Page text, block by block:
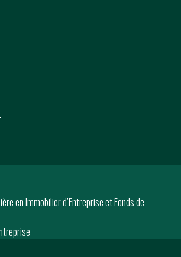
en Immobilier d’Entreprise et Fonds de